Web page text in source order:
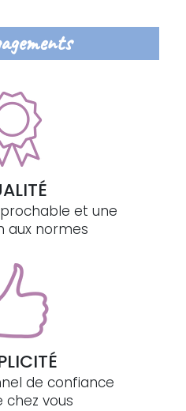
et une
aux normes
de confiance
chez vous